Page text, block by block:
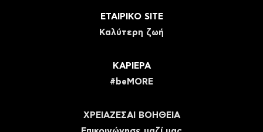
ΕΤΑΙΡΙΚΟ SITE
Καλύτερη ζωή
ΚΑΡΙΕΡΑ
#beMORE
ΧΡΕΙΑΖΕΣΑΙ ΒΟΗΘΕΙΑ